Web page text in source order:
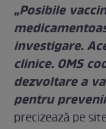
„Posibile
investigare.
clinice. OMS
dezvoltare a
pentru
precizează pe